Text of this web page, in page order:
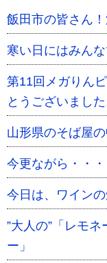
飯田市の皆さん
寒い日にはみんな
第11回メガりん
とうございました
山形県のそば屋
今更ながら・・・
今日は、ワイン
”大人の”「レモ
ー」